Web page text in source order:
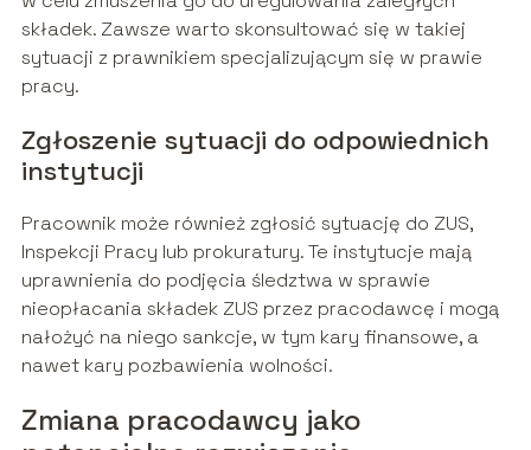
składek. Zawsze warto skonsultować się w takiej
sytuacji z prawnikiem specjalizującym się w prawie
pracy.
Zgłoszenie sytuacji do odpowiednich
instytucji
Pracownik może również zgłosić sytuację do ZUS,
Inspekcji Pracy lub prokuratury. Te instytucje mają
uprawnienia do podjęcia śledztwa w sprawie
nieopłacania składek ZUS przez pracodawcę i mogą
nałożyć na niego sankcje, w tym kary finansowe, a
nawet kary pozbawienia wolności.
Zmiana pracodawcy jako